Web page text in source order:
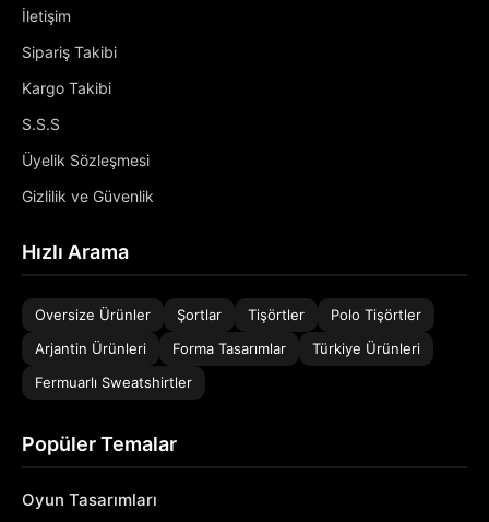
İletişim
Sipariş Takibi
Kargo Takibi
S.S.S
Üyelik Sözleşmesi
Gizlilik ve Güvenlik
Hızlı Arama
Oversize Ürünler Şortlar Tişörtler
Polo Tişörtler
Arjantin Ürünleri
Forma Tasarımlar
Türkiye Ürünleri
Fermuarlı Sweatshirtler
Popüler Temalar
Oyun Tasarımları